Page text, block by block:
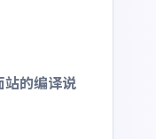
站的编译说